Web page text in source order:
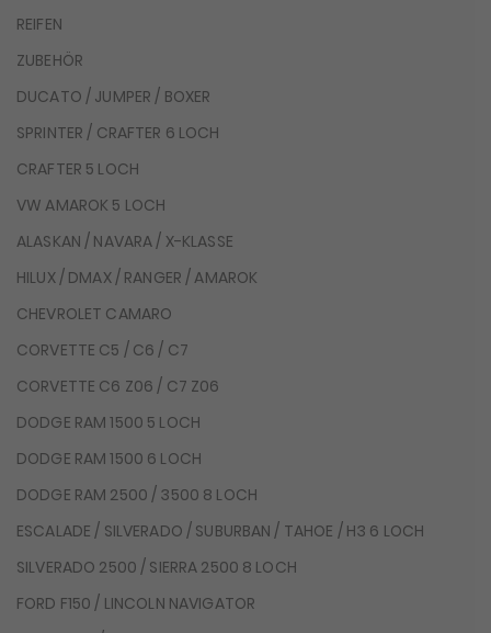
REIFEN
ZUBEHÖR
DUCATO / JUMPER / BOXER
SPRINTER / CRAFTER 6 LOCH
CRAFTER 5 LOCH
VW AMAROK 5 LOCH
ALASKAN / NAVARA / X-KLASSE
HILUX / DMAX / RANGER / AMAROK
CHEVROLET CAMARO
CORVETTE C5 / C6 / C7
CORVETTE C6 Z06 / C7 Z06
DODGE RAM 1500 5 LOCH
DODGE RAM 1500 6 LOCH
DODGE RAM 2500 / 3500 8 LOCH
ESCALADE / SILVERADO / SUBURBAN / TAHOE / H3 6 LOCH
SILVERADO 2500 / SIERRA 2500 8 LOCH
FORD F150 / LINCOLN NAVIGATOR